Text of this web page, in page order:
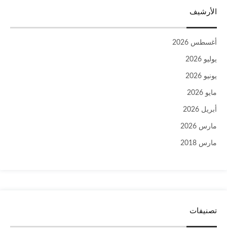
الأرشيف
أغسطس 2026
يوليو 2026
يونيو 2026
مايو 2026
أبريل 2026
مارس 2026
مارس 2018
تصنيفات